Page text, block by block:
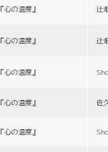
『心の温度』 辻
『心の温度』 辻
『心の温度』
『心の温度』 佐
『心の温度』